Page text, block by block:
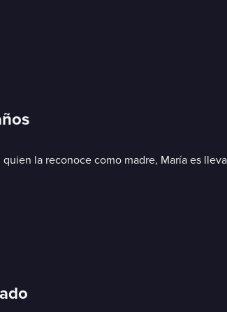
la reconoce como madre, María es